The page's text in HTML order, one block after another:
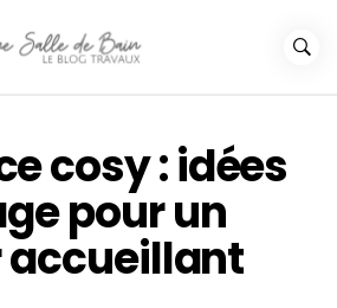
cosy : idées
pour un